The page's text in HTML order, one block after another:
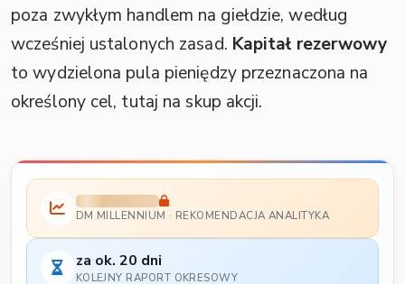
poza zwykłym handlem na giełdzie, według
wcześniej ustalonych zasad. Kapitał rezerwowy
to wydzielona pula pieniędzy przeznaczona na
określony cel, tutaj na skup akcji.
DM MILLENNIUM · REKOMENDACJA ANALITYKA
za ok. 20 dni
KOLEJNY RAPORT OKRESOWY